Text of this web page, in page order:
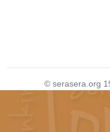
© serasera.org